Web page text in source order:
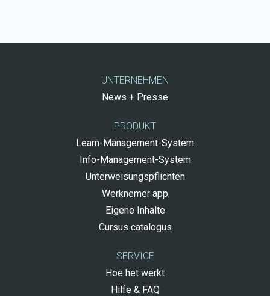
UNTERNEHMEN
News + Presse
PRODUKT
Learn-Management-System
Info-Management-System
Unterweisungspflichten
Werknemer app
Eigene Inhalte
Cursus catalogus
SERVICE
Hoe het werkt
Hilfe & FAQ